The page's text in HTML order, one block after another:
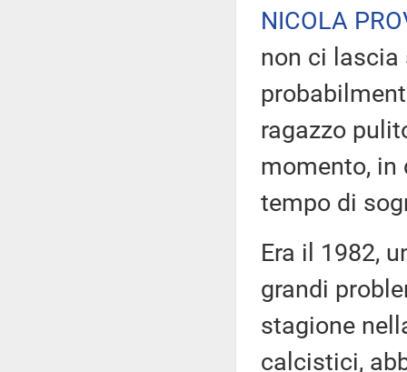
NICOLA
non ci
ragazzo
momento, in
tempo di
Era il 1982,
grandi
stagione
calcistici,